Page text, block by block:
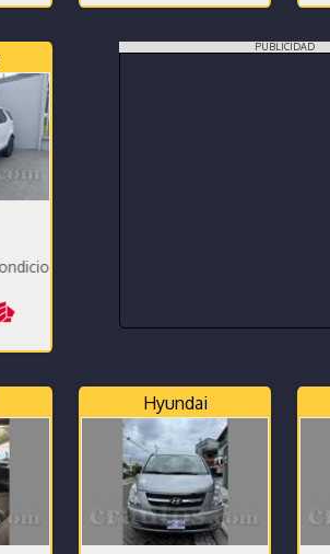
Financiamiento disponible.
PUBLICIDAD
Hyundai